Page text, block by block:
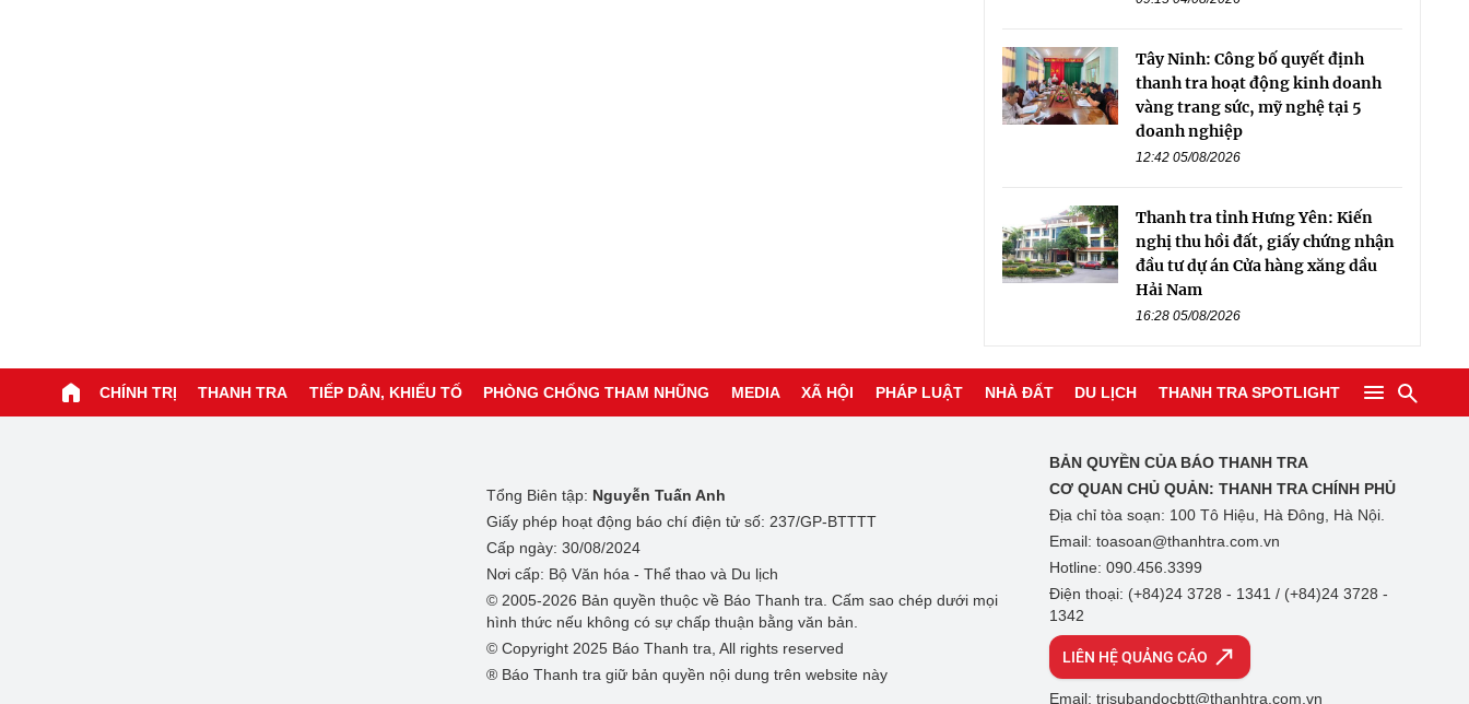
Tây Ninh: Công bố quyết định
thanh tra hoạt động kinh doanh
vàng trang sức, mỹ nghệ tại 5
doanh nghiệp
12:42 05/08/2026
Thanh tra tỉnh Hưng Yên: Kiến
nghị thu hồi đất, giấy chứng nhận
đầu tư dự án Cửa hàng xăng dầu
Hải Nam
16:28 05/08/2026
CHÍNH TRỊ THANH TRA TIẾP DÂN, KHIẾU TỐ PHÒNG CHỐNG THAM NHŨNG MEDIA XÃ HỘI PHÁP LUẬT NHÀ ĐẤT DU LỊCH THANH TRA SPOTLIGHT
Tổng Biên tập: Nguyễn Tuấn Anh
Giấy phép hoạt động báo chí điện tử số: 237/GP-BTTTT
Cấp ngày: 30/08/2024
Nơi cấp: Bộ Văn hóa - Thể thao và Du lịch
© 2005-2026 Bản quyền thuộc về Báo Thanh tra. Cấm sao chép dưới mọi
hình thức nếu không có sự chấp thuận bằng văn bản.
© Copyright 2025 Báo Thanh tra, All rights reserved
® Báo Thanh tra giữ bản quyền nội dung trên website này
BẢN QUYỀN CỦA BÁO THANH TRA
CƠ QUAN CHỦ QUẢN: THANH TRA CHÍNH PHỦ
Địa chỉ tòa soạn: 100 Tô Hiệu, Hà Đông, Hà Nội.
Email: toasoan@thanhtra.com.vn
Hotline: 090.456.3399
Điện thoại: (+84)24 3728 - 1341 / (+84)24 3728 -
1342
LIÊN HỆ QUẢNG CÁO
Email: trisubandocbtt@thanhtra.com.vn